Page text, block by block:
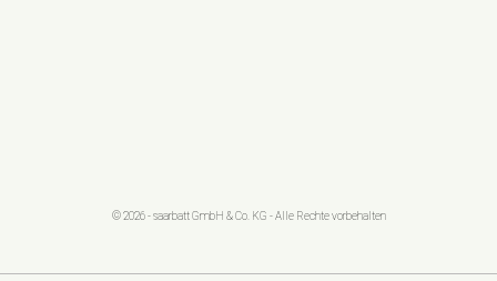
© 2026 - saarbatt GmbH & Co. KG - Alle Rechte vorbehalten